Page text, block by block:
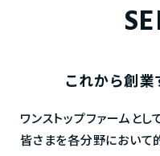
これから創業
ワンストップファームと
皆さまを各分野において